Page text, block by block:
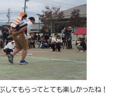
してもらってとても楽しかったね！